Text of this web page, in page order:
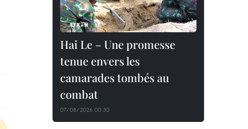
Hai Le – Une promesse
tenue envers les
camarades tombés au
combat
07/08/2026 00:30